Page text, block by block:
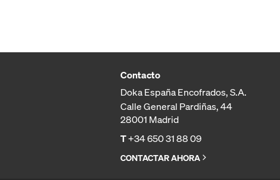
Contacto
Doka España Encofrados, S.A.
Calle General Pardiñas, 44
28001 Madrid
T+34 650 31 88 09
CONTACTAR AHORA